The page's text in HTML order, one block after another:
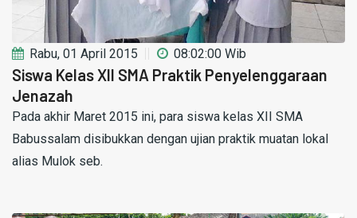
Rabu, 01 April 2015 08:02:00 Wib
Siswa Kelas XII SMA Praktik Penyelenggaraan
Jenazah
Pada akhir Maret 2015 ini, para siswa kelas XII SMA
Babussalam disibukkan dengan ujian praktik muatan lokal
alias Mulok seb.